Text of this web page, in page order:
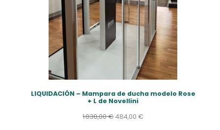
LIQUIDACIÓN – Mampara de ducha modelo Rose
+ L de Novellini
1.038,00€ 484,00€